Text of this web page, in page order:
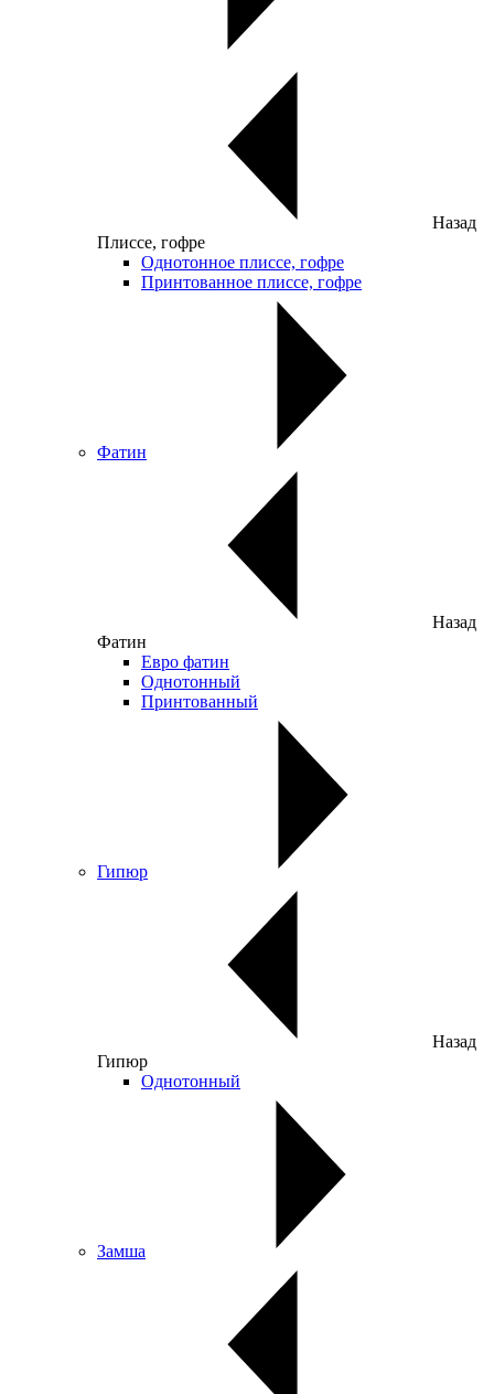
Назад
Плиссе, гофре
Однотонное плиссе, гофре
Принтованное плиссе, гофре
Фатин
Назад
Фатин
Евро фатин
Однотонный
Принтованный
Гипюр
Назад
Гипюр
Однотонный
Замша